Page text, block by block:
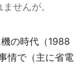
せんが。
の時代（1988
情で（主に省電